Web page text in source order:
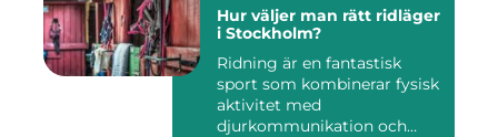
Hur väljer man rätt ridläger
i Stockholm?
Ridning är en fantastisk
sport som kombinerar fysisk
aktivitet med
djurkommunikation och